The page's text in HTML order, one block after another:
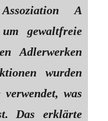
A
gewaltfreie
Adlerwerken
wurden
was
Das erklärte